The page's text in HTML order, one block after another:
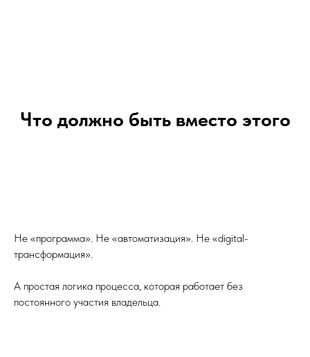
Что должно быть вместо этого
Не «программа». Не «автоматизация». Не «digital-
трансформация».
А простая логика процесса, которая работает без
постоянного участия владельца.